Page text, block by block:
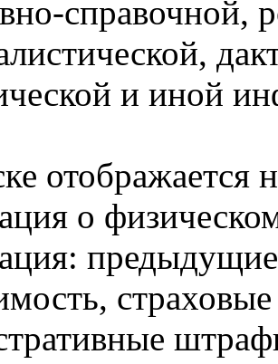
справочной,
и иной
отображается
о